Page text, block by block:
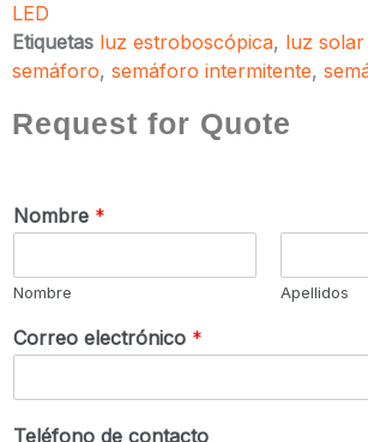
LED
Etiquetas luz estroboscópica, luz
semáforo, semáforo intermitente,
Request for Quote
Nombre *
Nombre Apellidos
Correo electrónico *
Teléfono de contacto